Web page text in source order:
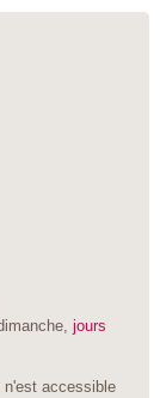
jours
n'est accessible